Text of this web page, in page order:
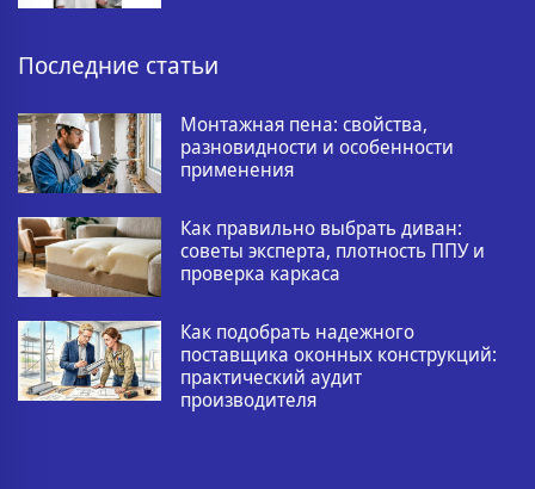
Последние статьи
Монтажная пена: свойства,
разновидности и особенности
применения
Как правильно выбрать диван:
советы эксперта, плотность ППУ и
проверка каркаса
Как подобрать надежного
поставщика оконных конструкций:
практический аудит
производителя